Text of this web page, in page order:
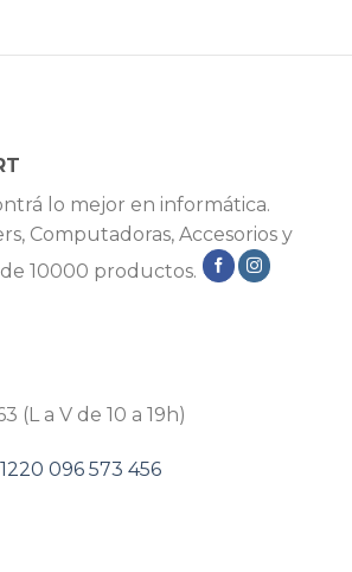
lo mejor en informática.
Computadoras, Accesorios y
10000 productos.
(L a V de 10 a 19h)
096 573 456